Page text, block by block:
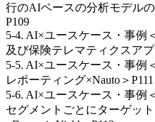
行のAIベースの分析モデル
P109
5-4. AI×ユースケース・事例
及び保険テレマティクスア
5-5. AI×ユースケース・事例
レポーティング×Nauto＞P111
5-6. AI×ユースケース・事例
セグメントごとにターゲッ